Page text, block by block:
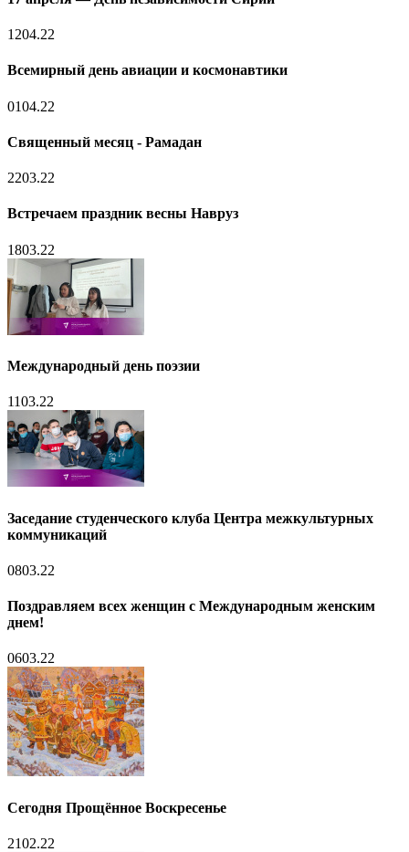
1204.22
Всемирный день авиации и космонавтики
0104.22
Священный месяц - Рамадан
2203.22
Встречаем праздник весны Навруз
1803.22
Международный день поэзии
1103.22
Заседание студенческого клуба Центра межкультурных
коммуникаций
0803.22
Поздравляем всех женщин с Международным женским
днем!
0603.22
Сегодня Прощённое Воскресенье
2102.22